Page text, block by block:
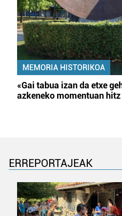
MEMORIA HISTORIKOA
«Gai tabua izan da etxe
azkeneko momentuan hitz
ERREPORTAJEAK